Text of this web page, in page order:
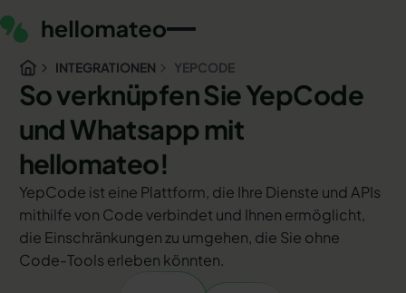
INTEGRATIONEN YEPCODE
So verknüpfen Sie YepCode
und Whatsapp mit
hellomateo!
YepCode ist eine Plattform, die Ihre Dienste und APIs
mithilfe von Code verbindet und Ihnen ermöglicht,
die Einschränkungen zu umgehen, die Sie ohne
Code-Tools erleben könnten.